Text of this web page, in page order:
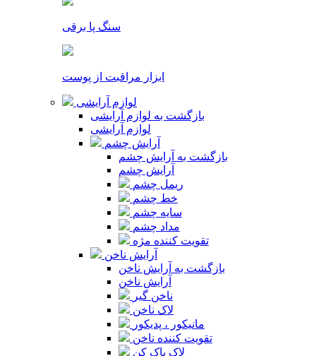
سنگ پا برقی
ابزار مراقبت از پوست
لوازم آرایشی
بازگشت به لوازم آرایشی
لوازم آرایشی
آرایش چشم
بازگشت به آرایش چشم
آرایش چشم
ریمل چشم
خط چشم
سایه چشم
مداد چشم
تقویت کننده مژه
آرایش ناخن
بازگشت به آرایش ناخن
آرایش ناخن
ناخن گیر
لاک ناخن
مانیکور ، پدیکور
تقویت کننده ناخن
لاک پاک کن